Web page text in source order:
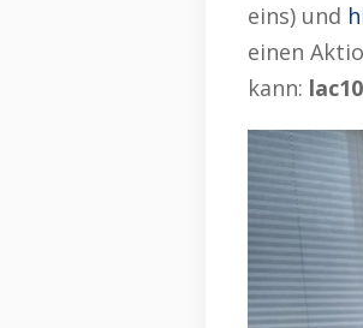
eins) und
einen
kann: